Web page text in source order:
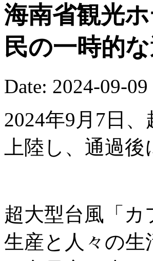
海南省観光
民の一時的
Date: 2024-09-09
2024年9月7日
上陸し、通過
超大型台風「
生産と人々の